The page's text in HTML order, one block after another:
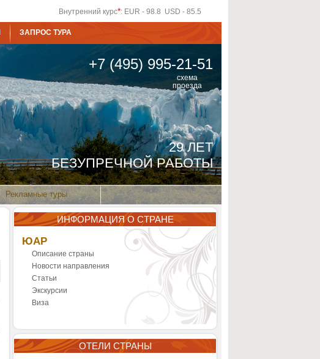
Внутренний курс*: EUR - 98.8 USD - 85.5
ЗАПРОС ТУРА
+7 (495) 995-21-51
схема
проезда
Рекламные туры
29 ЛЕТ
БЕЗУПРЕЧНОЙ РАБОТЫ
ИНФОРМАЦИЯ О СТРАНЕ
ЮАР
Описание страны
Новости направления
Статьи
Экскурсии
Виза
ОТЕЛИ СТРАНЫ